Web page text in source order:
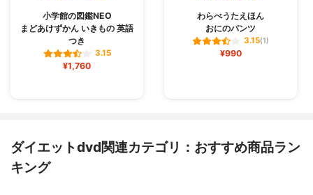
小学館の図鑑NEO
まどあけずかん いきもの 英語
つき
3.15
¥1,760
わらべうたえほん
おにのパンツ
3.15(1)
¥990
ダイエットdvd関連カテゴリ：おすすめ商品ラン
キング